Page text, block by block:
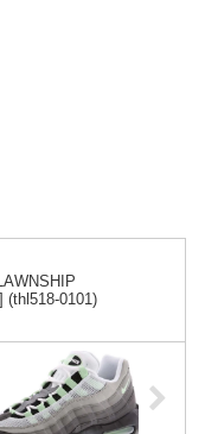
(thl518-0101)